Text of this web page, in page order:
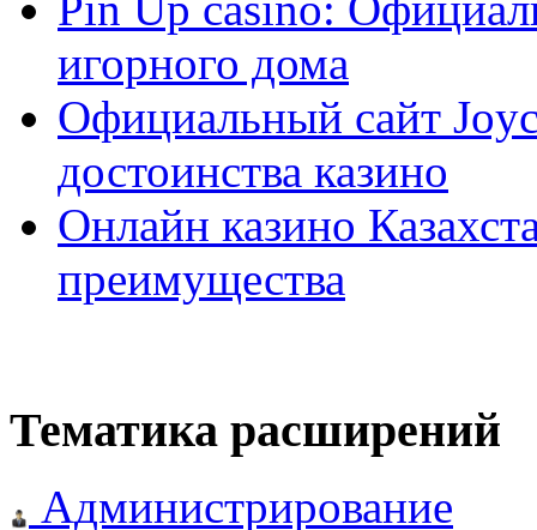
игорного дома
Официальный сайт
достоинства казино
Онлайн казино
преимущества
Тематика расширений
Администрирование